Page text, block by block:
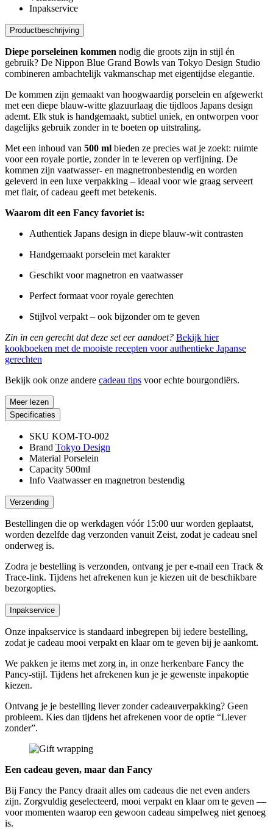
Inpakservice
Productbeschrijving
Diepe porseleinen kommen nodig die groots zijn in stijl én
gebruik? De Nippon Blue Grand Bowls van Tokyo Design Studio
combineren ambachtelijk vakmanschap met eigentijdse elegantie.
De kommen zijn gemaakt van hoogwaardig porselein en afgewerkt
met een diepe blauw-witte glazuurlaag die tijdloos Japans design
ademt. Elk stuk is handgemaakt, subtiel uniek, en ontworpen voor
dagelijks gebruik zonder in te boeten op uitstraling.
Met een inhoud van 500 ml bieden ze precies wat je zoekt: ruimte
voor een royale portie, zonder in te leveren op verfijning. De
kommen zijn vaatwasser- en magnetronbestendig en worden
geleverd in een luxe verpakking – ideaal voor wie graag serveert
met flair, of cadeau geeft met betekenis.
Waarom dit een Fancy favoriet is:
Authentiek Japans design in diepe blauw-wit contrasten
Handgemaakt porselein met karakter
Geschikt voor magnetron en vaatwasser
Perfect formaat voor royale gerechten
Stijlvol verpakt – ook bijzonder om te geven
Zin in een gerecht dat deze set eer aandoet? Bekijk hier
kookboeken met de mooiste recepten voor authentieke Japanse
gerechten
Bekijk ook onze andere cadeau tips voor echte bourgondiërs.
Meer lezen
Specificaties
SKU KOM-TO-002
Brand Tokyo Design
Material Porselein
Capacity 500ml
Info Vaatwasser en magnetron bestendig
Verzending
Bestellingen die op werkdagen vóór 15:00 uur worden geplaatst,
worden dezelfde dag verzonden vanuit Zeist, zodat je cadeau snel
onderweg is.
Zodra je bestelling is verzonden, ontvang je per e-mail een Track &
Trace-link. Tijdens het afrekenen kun je kiezen uit de beschikbare
bezorgopties.
Inpakservice
Onze inpakservice is standaard inbegrepen bij iedere bestelling,
zodat je cadeau mooi verpakt en klaar om te geven bij je aankomt.
We pakken je items met zorg in, in onze herkenbare Fancy the
Pancy-stijl. Tijdens het afrekenen kun je je gewenste inpakoptie
kiezen.
Ontvang je je bestelling liever zonder cadeauverpakking? Geen
probleem. Kies dan tijdens het afrekenen voor de optie “Liever
zonder”.
Een cadeau geven, maar dan Fancy
Bij Fancy the Pancy draait alles om cadeaus die net even anders
zijn. Zorgvuldig geselecteerd, mooi verpakt en klaar om te geven —
voor momenten waarop een gewoon cadeau simpelweg niet genoeg
is.